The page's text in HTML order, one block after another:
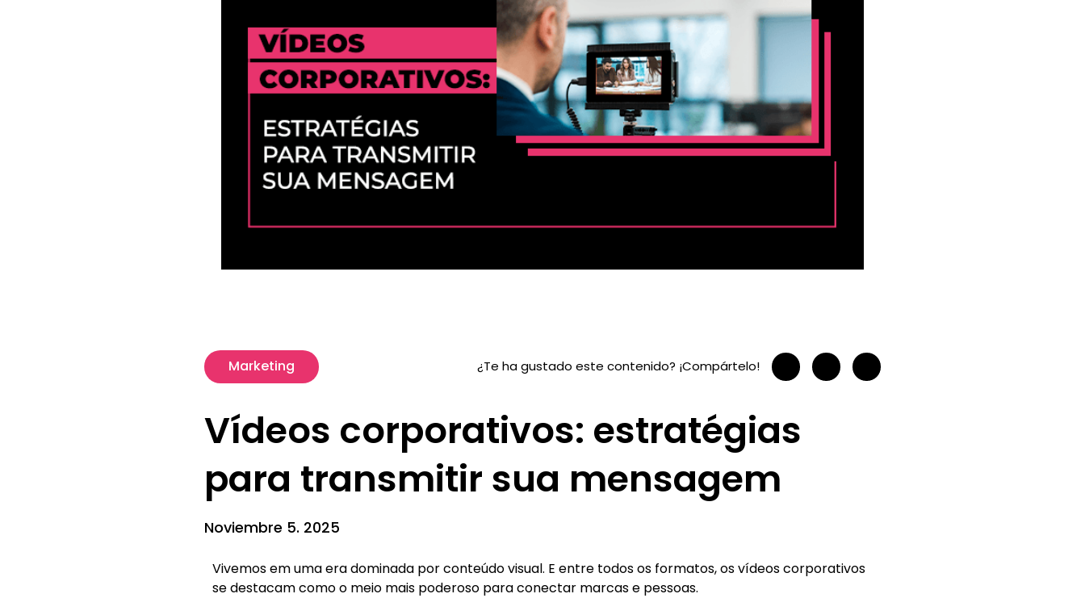
Marketing ¿Te ha gustado este contenido? ¡Compártelo!
Vídeos corporativos: estratégias
para transmitir sua mensagem
Noviembre 5. 2025
Vivemos em uma era dominada por conteúdo visual. E entre todos os formatos, os vídeos corporativos
se destacam como o meio mais poderoso para conectar marcas e pessoas.